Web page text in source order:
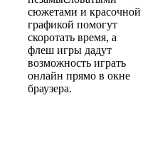
сюжетами и красочной
графикой помогут
скоротать время, а
флеш игры дадут
возможность играть
онлайн прямо в окне
браузера.